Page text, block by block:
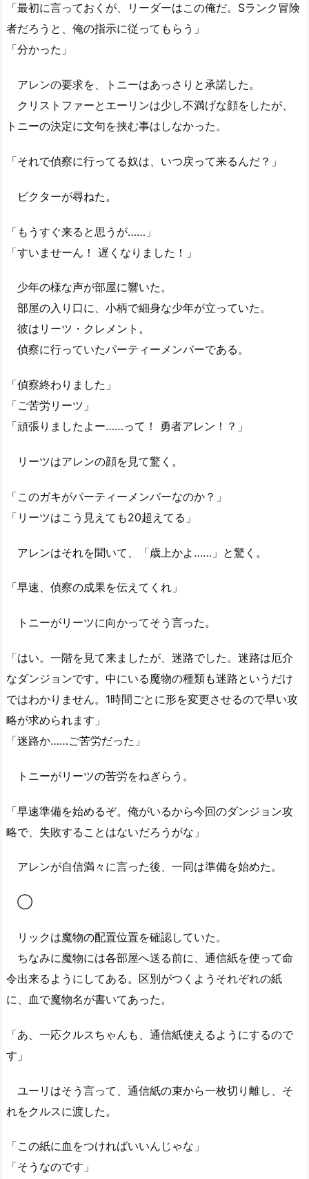
「最初に言っておくが、リーダーはこの俺だ。Sランク冒険
者だろうと、俺の指示に従ってもらう」
「分かった」
アレンの要求を、トニーはあっさりと承諾した。
クリストファーとエーリンは少し不満げな顔をしたが、
トニーの決定に文句を挟む事はしなかった。
「それで偵察に行ってる奴は、いつ戻って来るんだ？」
ビクターが尋ねた。
「もうすぐ来ると思うが……」
「すいませーん！ 遅くなりました！」
少年の様な声が部屋に響いた。
部屋の入り口に、小柄で細身な少年が立っていた。
彼はリーツ・クレメント。
偵察に行っていたパーティーメンバーである。
「偵察終わりました」
「ご苦労リーツ」
「頑張りましたよー……って！ 勇者アレン！？」
リーツはアレンの顔を見て驚く。
「このガキがパーティーメンバーなのか？」
「リーツはこう見えても20超えてる」
アレンはそれを聞いて、「歳上かよ……」と驚く。
「早速、偵察の成果を伝えてくれ」
トニーがリーツに向かってそう言った。
「はい。一階を見て来ましたが、迷路でした。迷路は厄介
なダンジョンです。中にいる魔物の種類も迷路というだけ
ではわかりません。1時間ごとに形を変更させるので早い攻
略が求められます」
「迷路か……ご苦労だった」
トニーがリーツの苦労をねぎらう。
「早速準備を始めるぞ。俺がいるから今回のダンジョン攻
略で、失敗することはないだろうがな」
アレンが自信満々に言った後、一同は準備を始めた。
◯
リックは魔物の配置位置を確認していた。
ちなみに魔物には各部屋へ送る前に、通信紙を使って命
令出来るようにしてある。区別がつくようそれぞれの紙
に、血で魔物名が書いてあった。
「あ、一応クルスちゃんも、通信紙使えるようにするので
す」
ユーリはそう言って、通信紙の束から一枚切り離し、そ
れをクルスに渡した。
「この紙に血をつければいいんじゃな」
「そうなのです」